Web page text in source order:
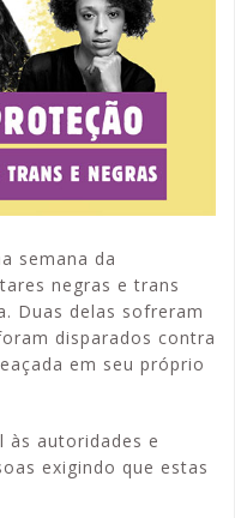
semana da
negras e trans
Duas delas sofreram
disparados contra
em seu próprio
às autoridades e
exigindo que estas